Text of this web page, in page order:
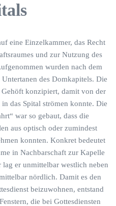
eine Einzelkammer, das Recht
und zur Nutzung des
wurden nach dem
des Domkapitels. Die
konzipiert, damit von der
das Spital strömen konnte. Die
war so gebaut, dass die
aus optisch oder zumindest
konnten. Konkret bedeutet
in Nachbarschaft zur Kapelle
er unmittelbar westlich neben
nördlich. Damit es den
beizuwohnen, entstand
die bei Gottesdiensten